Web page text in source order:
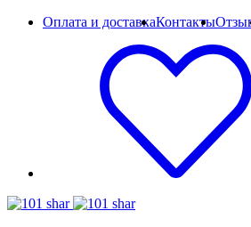
Оплата и доставкаКонтакты